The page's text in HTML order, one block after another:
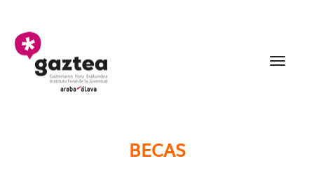
Saltar al contenido principal
BECAS